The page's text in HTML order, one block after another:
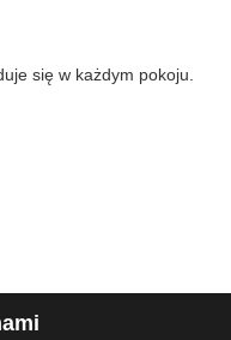
się w każdym pokoju.